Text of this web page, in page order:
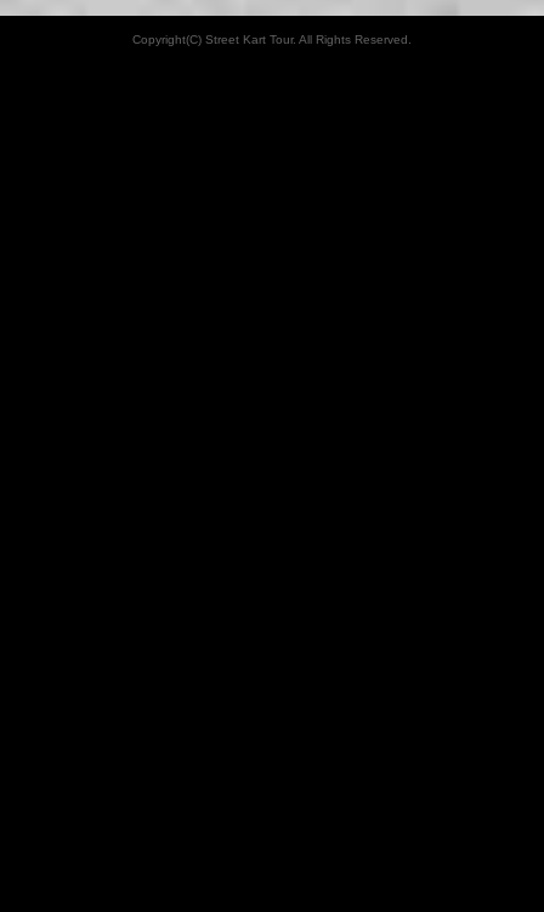
Copyright(C) Street Kart Tour. All Rights Reserved.